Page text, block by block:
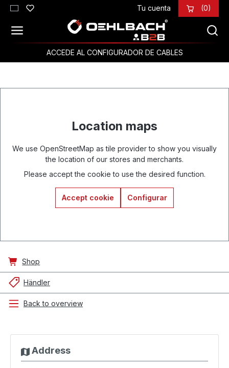
Saltar al contenido principal Tu cuenta (0)
ACCEDE AL CONFIGURADOR DE CABLES
Location maps
We use OpenStreetMap as tile provider to show you visually
the location of our stores and merchants.
Please accept the cookie to use the desired function.
Accept cookie Configurar
Shop
Händler
Back to overview
Address